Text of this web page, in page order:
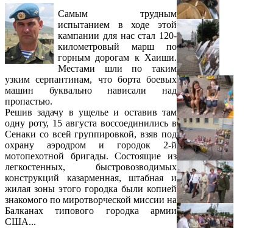
Самым трудным
испытанием в ходе этой
кампании для нас стал 120-
километровый марш по
горным дорогам к Хаиши.
Местами шли по таким
узким серпантинам, что борта боевых
машин буквально нависали над
пропастью.
Решив задачу в ущелье и оставив там
одну роту, 15 августа воссоединились в
Сенаки со всей группировкой, взяв под
охрану аэродром и городок 2-й
мотопехотной бригады. Состоящие из
легкостенных, быстровозводимых
конструкций казарменная, штабная и
жилая зоны этого городка были копией
знакомого по миротворческой миссии на
Балканах типового городка армии
США...